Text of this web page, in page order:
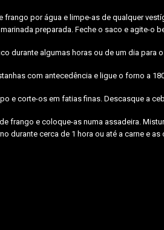
frango por água e limpe-as de qualquer
preparada. Feche o saco e agite-o
durante algumas horas ou de um dia para
com antecedência e ligue o forno a
e corte-os em fatias finas. Descasque a
frango e coloque-as numa assadeira.
durante cerca de 1 hora ou até a carne e